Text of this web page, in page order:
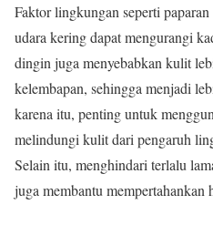
Faktor lingkungan seperti
udara kering dapat mengurangi
dingin juga menyebabkan kulit
kelembapan, sehingga menjadi
karena itu, penting untuk
melindungi kulit dari pengaruh
Selain itu, menghindari terlalu
juga membantu mempertahankan